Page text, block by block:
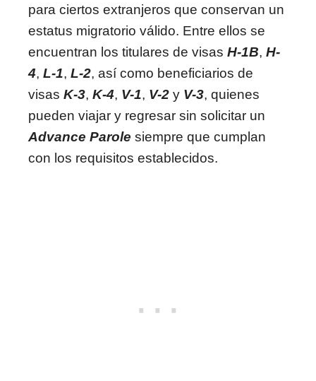
para ciertos extranjeros que conservan un
estatus migratorio válido. Entre ellos se
encuentran los titulares de visas H-1B, H-
4, L-1, L-2, así como beneficiarios de
visas K-3, K-4, V-1, V-2 y V-3, quienes
pueden viajar y regresar sin solicitar un
Advance Parole siempre que cumplan
con los requisitos establecidos.